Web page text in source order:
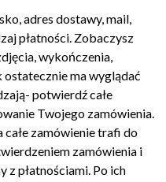
adres dostawy, mail,
płatności. Zobaczysz
wykończenia,
ma wyglądać
potwierdź całe
Twojego zamówienia.
całe zamówienie trafi do
zamówienia i
z płatnościami. Po ich